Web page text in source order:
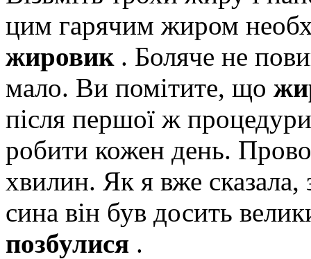
цим гарячим жиром
жировик . Боляче не
мало. Ви помітите, що
після першої ж
робити кожен день.
хвилин. Як я вже сказала,
сина він був досить
позбулися .